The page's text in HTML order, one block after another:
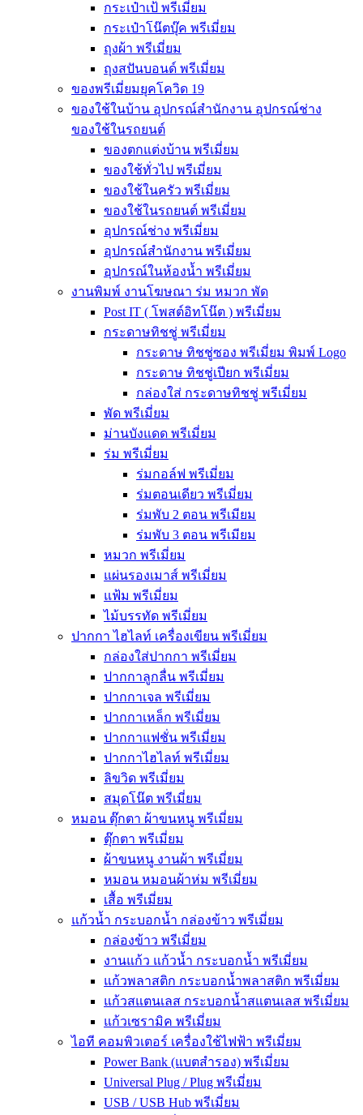
กระเป๋าเป้ พรีเมี่ยม
กระเป๋าโน๊ตบุ๊ค พรีเมี่ยม
ถุงผ้า พรีเมี่ยม
ถุงสปันบอนด์ พรีเมี่ยม
ของพรีเมี่ยมยุคโควิด 19
ของใช้ในบ้าน อุปกรณ์สำนักงาน อุปกรณ์ช่าง
ของใช้ในรถยนต์
ของตกแต่งบ้าน พรีเมี่ยม
ของใช้ทั่วไป พรีเมี่ยม
ของใช้ในครัว พรีเมี่ยม
ของใช้ในรถยนต์ พรีเมี่ยม
อุปกรณ์ช่าง พรีเมี่ยม
อุปกรณ์สำนักงาน พรีเมี่ยม
อุปกรณ์ในห้องน้ำ พรีเมี่ยม
งานพิมพ์ งานโฆษณา ร่ม หมวก พัด
Post IT ( โพสต์อิทโน๊ต ) พรีเมี่ยม
กระดาษทิชชู่ พรีเมี่ยม
กระดาษ ทิชชู่ซอง พรีเมี่ยม พิมพ์ Logo
กระดาษ ทิชชู่เปียก พรีเมี่ยม
กล่องใส่ กระดาษทิชชู่ พรีเมี่ยม
พัด พรีเมี่ยม
ม่านบังแดด พรีเมี่ยม
ร่ม พรีเมี่ยม
ร่มกอล์ฟ พรีเมี่ยม
ร่มตอนเดียว พรีเมี่ยม
ร่มพับ 2 ตอน พรีเมียม
ร่มพับ 3 ตอน พรีเมียม
หมวก พรีเมี่ยม
แผ่นรองเมาส์ พรีเมี่ยม
แฟ้ม พรีเมี่ยม
ไม้บรรทัด พรีเมี่ยม
ปากกา ไฮไลท์ เครื่องเขียน พรีเมี่ยม
กล่องใส่ปากกา พรีเมี่ยม
ปากกาลูกลื่น พรีเมี่ยม
ปากกาเจล พรีเมี่ยม
ปากกาเหล็ก พรีเมี่ยม
ปากกาแฟชั่น พรีเมี่ยม
ปากกาไฮไลท์ พรีเมี่ยม
ลิขวิด พรีเมี่ยม
สมุดโน๊ต พรีเมี่ยม
หมอน ตุ๊กตา ผ้าขนหนู พรีเมี่ยม
ตุ๊กตา พรีเมี่ยม
ผ้าขนหนู งานผ้า พรีเมี่ยม
หมอน หมอนผ้าห่ม พรีเมี่ยม
เสื้อ พรีเมี่ยม
แก้วน้ำ กระบอกน้ำ กล่องข้าว พรีเมี่ยม
กล่องข้าว พรีเมี่ยม
งานแก้ว แก้วน้ำ กระบอกน้ำ พรีเมี่ยม
แก้วพลาสติก กระบอกน้ำพลาสติก พรีเมี่ยม
แก้วสแตนเลส กระบอกน้ำสแตนเลส พรีเมี่ยม
แก้วเซรามิค พรีเมี่ยม
ไอที คอมพิวเตอร์ เครื่องใช้ไฟฟ้า พรีเมี่ยม
Power Bank (แบตสำรอง) พรีเมี่ยม
Universal Plug / Plug พรีเมี่ยม
USB / USB Hub พรีเมี่ยม